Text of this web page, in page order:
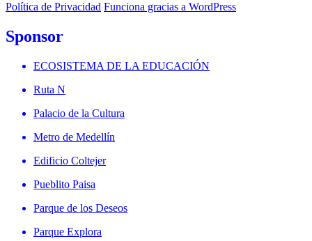
Política de Privacidad Funciona gracias a WordPress
Sponsor
ECOSISTEMA DE LA EDUCACIÓN
Ruta N
Palacio de la Cultura
Metro de Medellín
Edificio Coltejer
Pueblito Paisa
Parque de los Deseos
Parque Explora